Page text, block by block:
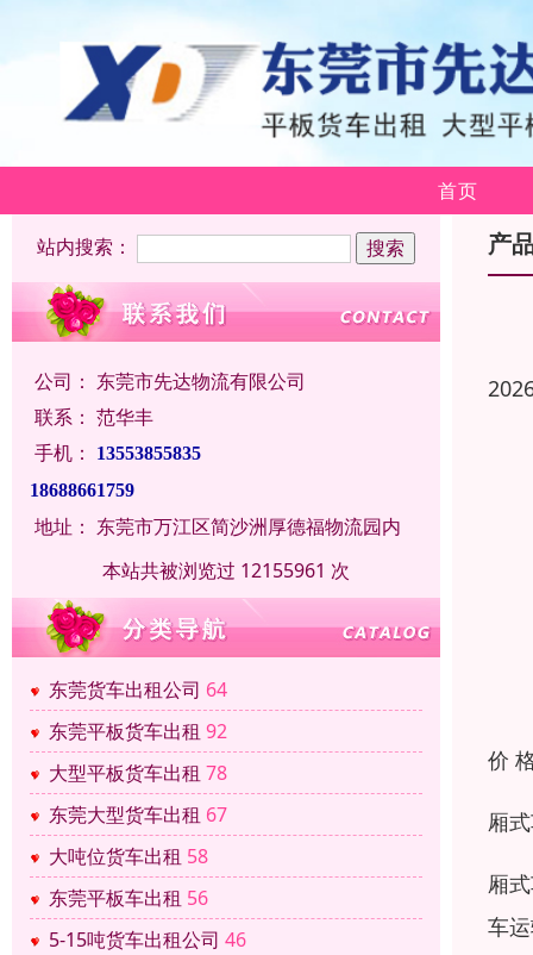
首页
站内搜索：
公司： 东莞市先达物流有限公司
联系： 范华丰
手机：
13553855835
18688661759
地址： 东莞市万江区简沙洲厚德福物流园内
本站共被浏览过 12155961 次
东莞货车出租公司 64
东莞平板货车出租 92
大型平板货车出租 78
东莞大型货车出租 67
大吨位货车出租 58
东莞平板车出租 56
5-15吨货车出租公司 46
产
价
厢
厢
车